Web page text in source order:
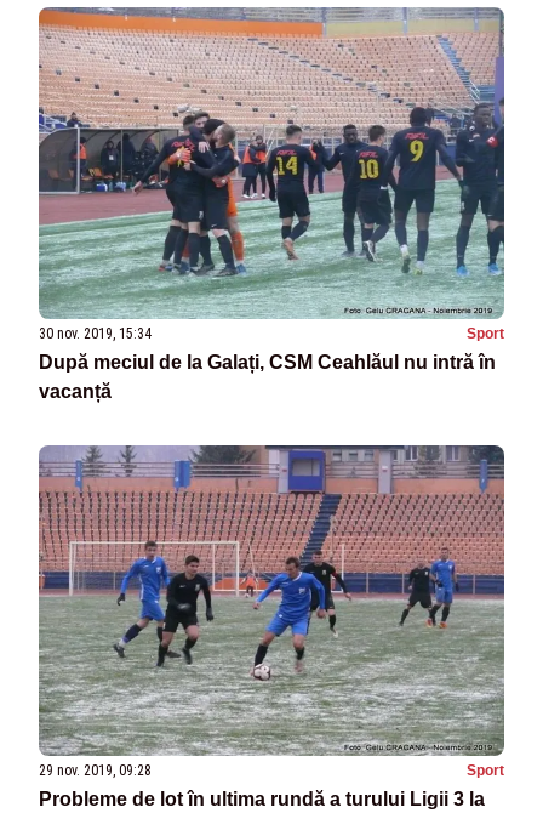
30 nov. 2019, 15:34 Sport
După meciul de la Galați, CSM Ceahlăul nu intră în
vacanță
29 nov. 2019, 09:28 Sport
Probleme de lot în ultima rundă a turului Ligii 3 la